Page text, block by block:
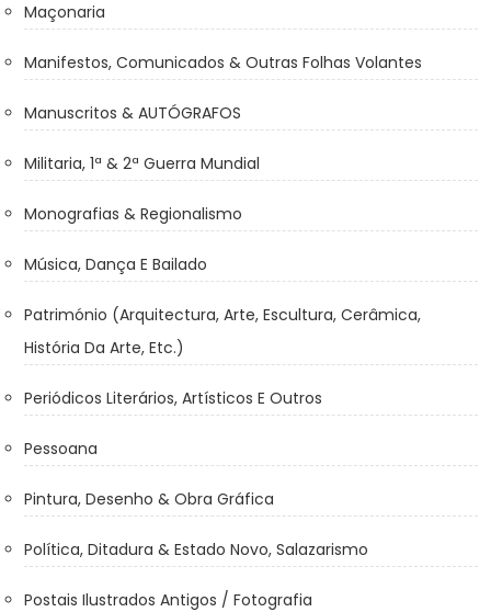
Maçonaria
Manifestos, Comunicados & Outras Folhas Volantes
Manuscritos & AUTÓGRAFOS
Militaria, 1ª & 2ª Guerra Mundial
Monografias & Regionalismo
Música, Dança E Bailado
Património (Arquitectura, Arte, Escultura, Cerâmica,
História Da Arte, Etc.)
Periódicos Literários, Artísticos E Outros
Pessoana
Pintura, Desenho & Obra Gráfica
Política, Ditadura & Estado Novo, Salazarismo
Postais Ilustrados Antigos / Fotografia